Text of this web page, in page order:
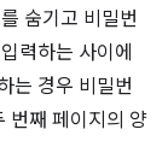
숨기고 비밀번
력하는 사이에
는 경우 비밀번
번째 페이지의 양